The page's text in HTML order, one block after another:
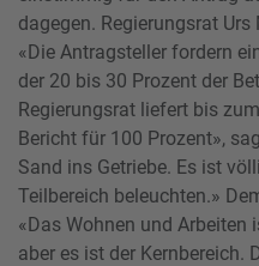
dagegen. Regierungsrat
«Die Antragsteller fordern
der 20 bis 30 Prozent der
Regierungsrat liefert bis
Bericht für 100 Prozent»,
Sand ins Getriebe. Es ist
Teilbereich beleuchten.»
«Das Wohnen und Arbeiten
aber es ist der Kernbereich.